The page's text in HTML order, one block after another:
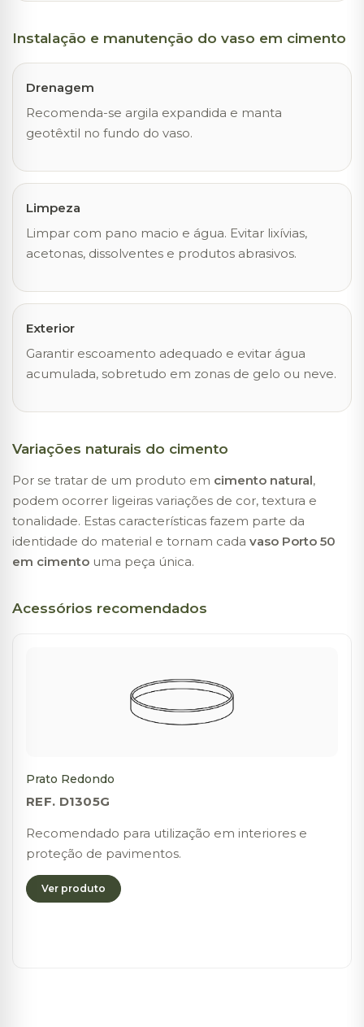
Instalação e manutenção do vaso em cimento
Drenagem
Recomenda-se argila expandida e manta
geotêxtil no fundo do vaso.
Limpeza
Limpar com pano macio e água. Evitar lixívias,
acetonas, dissolventes e produtos abrasivos.
Exterior
Garantir escoamento adequado e evitar água
acumulada, sobretudo em zonas de gelo ou neve.
Variações naturais do cimento
Por se tratar de um produto em cimento natural,
podem ocorrer ligeiras variações de cor, textura e
tonalidade. Estas características fazem parte da
identidade do material e tornam cada vaso Porto 50
em cimento uma peça única.
Acessórios recomendados
Prato Redondo
REF. D1305G
Recomendado para utilização em interiores e
proteção de pavimentos.
Ver produto